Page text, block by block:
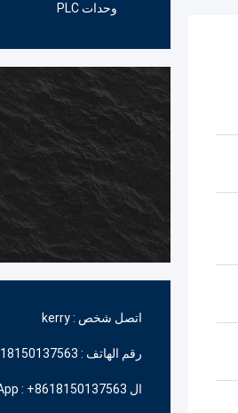
وحدات PLC
اتصل شخص :kerry
رقم الهاتف : 18150137563
ال WhatsApp : +8618150137563